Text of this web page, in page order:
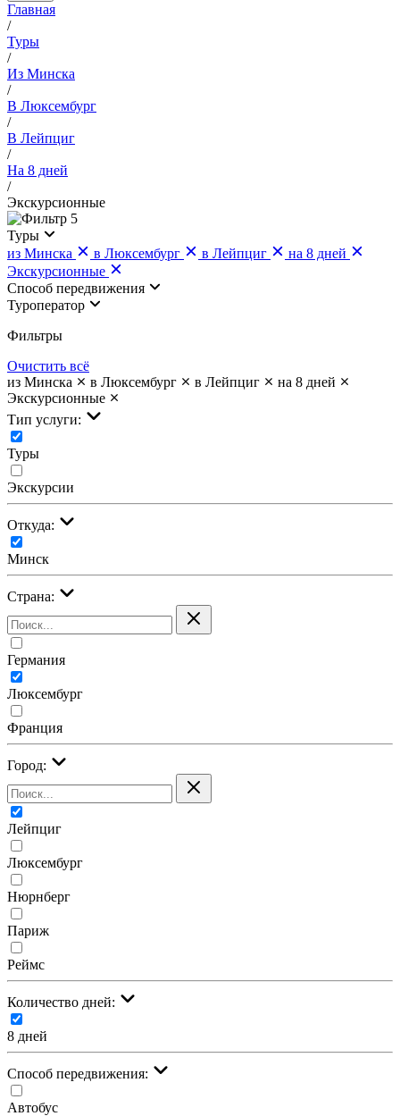
Главная
/
Туры
/
Из Минска
/
В Люксембург
/
В Лейпциг
/
На 8 дней
/
Экскурсионные
5
Туры
из Минска
в Люксембург в Лейпциг
на 8 дней
Экскурсионные
Cпособ передвижения
Туроператор
Фильтры
Очистить всё
из Минска
в Люксембург в Лейпциг
на 8 дней
Экскурсионные
Тип услуги:
Туры
Экскурсии
Откуда:
Минск
Страна:
Германия
Люксембург
Франция
Город:
Лейпциг
Люксембург
Нюрнберг
Париж
Реймс
Количество дней:
8 дней
Cпособ передвижения:
Автобус